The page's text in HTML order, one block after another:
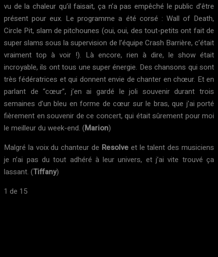
vu de la chaleur qu’il faisait, ça n’a pas empêché le public d’être
présent pour eux. Le programme a été corsé : Wall of Death,
Circle Pit, slam de pitchounes (oui, oui, des tout-petits ont fait de
super slams sous la supervision de l’équipe Crash Barrière, c’était
vraiment top à voir !). Là encore, rien à dire, le show était
incroyable, ils ont tous une super énergie. Des chansons qui sont
très fédératrices et qui donnent envie de chanter en chœur. Et en
parlant de “cœur”, j’en ai gardé le joli souvenir durant trois
semaines d’un bleu en forme de cœur sur le bras, que j’ai porté
fièrement en souvenir de ce concert, qui était sûrement pour moi
le meilleur du week-end. (Marion)
Malgré la voix du chanteur de Resolveet le talent des musiciens
je n’ai pas du tout adhéré à leur univers, et j’ai vite trouvé ça
lassant. (Tiffany)
1 de 15